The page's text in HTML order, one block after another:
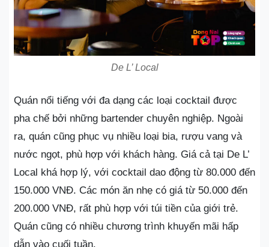
De L’ Local
Quán nổi tiếng với đa dạng các loại cocktail được
pha chế bởi những bartender chuyên nghiệp. Ngoài
ra, quán cũng phục vụ nhiều loại bia, rượu vang và
nước ngọt, phù hợp với khách hàng. Giá cả tại De L’
Local khá hợp lý, với cocktail dao động từ 80.000 đến
150.000 VNĐ. Các món ăn nhẹ có giá từ 50.000 đến
200.000 VNĐ, rất phù hợp với túi tiền của giới trẻ.
Quán cũng có nhiều chương trình khuyến mãi hấp
dẫn vào cuối tuần.